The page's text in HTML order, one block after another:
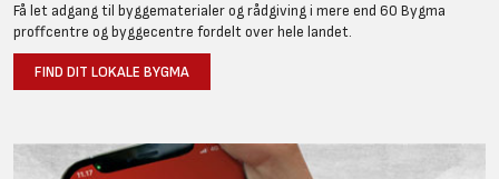
Få let adgang til byggematerialer og rådgiving i mere end 60 Bygma
proffcentre og byggecentre fordelt over hele landet.
FIND DIT LOKALE BYGMA